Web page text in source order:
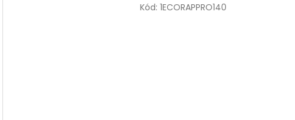
Kód: 1ECORAPPRO140